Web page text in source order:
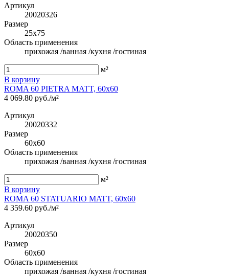
Артикул
20020326
Размер
25x75
Область применения
прихожая /ванная /кухня /гостиная
м²
В корзину
ROMA 60 PIETRA MATT, 60x60
4 069.80 руб./м²
Артикул
20020332
Размер
60x60
Область применения
прихожая /ванная /кухня /гостиная
м²
В корзину
ROMA 60 STATUARIO MATT, 60x60
4 359.60 руб./м²
Артикул
20020350
Размер
60x60
Область применения
прихожая /ванная /кухня /гостиная